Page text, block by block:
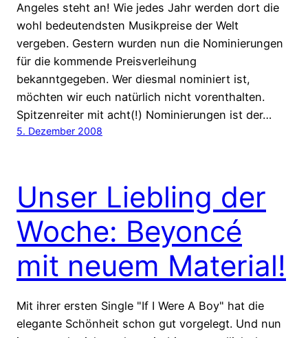
Angeles steht an! Wie jedes Jahr werden dort die
wohl bedeutendsten Musikpreise der Welt
vergeben. Gestern wurden nun die Nominierungen
für die kommende Preisverleihung
bekanntgegeben. Wer diesmal nominiert ist,
möchten wir euch natürlich nicht vorenthalten.
Spitzenreiter mit acht(!) Nominierungen ist der…
5. Dezember 2008
Unser Liebling der
Woche: Beyoncé
mit neuem Material!
Mit ihrer ersten Single "If I Were A Boy" hat die
elegante Schönheit schon gut vorgelegt. Und nun